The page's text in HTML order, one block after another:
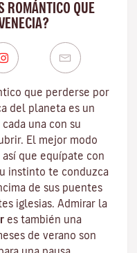
ROMÁNTICO QUE
que perderse por
del planeta es un
una con su
El mejor modo
que equípate con
instinto te conduzca
de sus puentes
iglesias. Admirar la
es también una
de verano son